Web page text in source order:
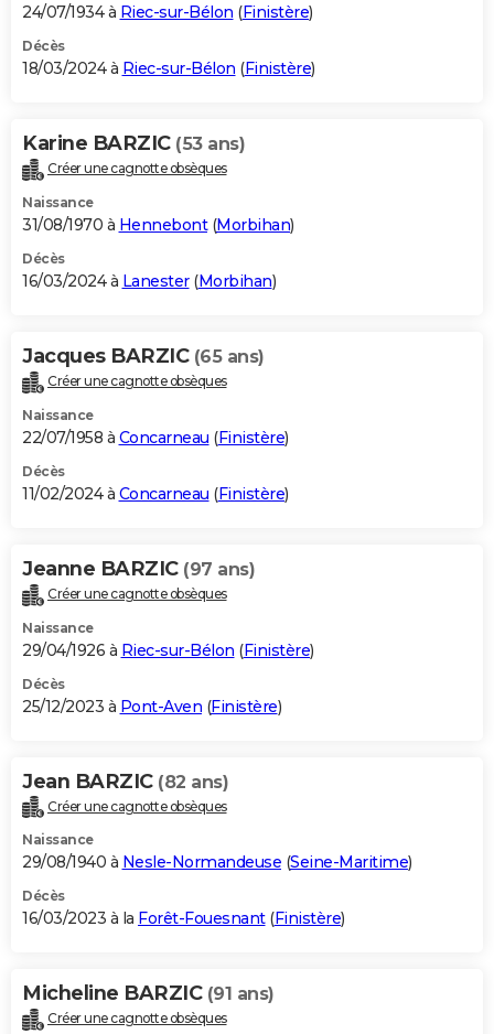
24/07/1934 à Riec-sur-Bélon (Finistère)
Décès
18/03/2024 à Riec-sur-Bélon (Finistère)
Karine BARZIC (53 ans)
Créer une cagnotte obsèques
Naissance
31/08/1970 à Hennebont(Morbihan)
Décès
16/03/2024 à Lanester(Morbihan)
Jacques BARZIC (65 ans)
Créer une cagnotte obsèques
Naissance
22/07/1958 à Concarneau (Finistère)
Décès
11/02/2024 à Concarneau (Finistère)
Jeanne BARZIC (97 ans)
Créer une cagnotte obsèques
Naissance
29/04/1926 à Riec-sur-Bélon (Finistère)
Décès
25/12/2023 à Pont-Aven (Finistère)
Jean BARZIC (82 ans)
Créer une cagnotte obsèques
Naissance
29/08/1940 à Nesle-Normandeuse (Seine-Maritime)
Décès
16/03/2023 à la Forêt-Fouesnant(Finistère)
Micheline BARZIC (91 ans)
Créer une cagnotte obsèques